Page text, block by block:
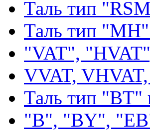
Таль тип
Таль тип
"VAT",
VVAT,
Таль тип
"В", "BY",